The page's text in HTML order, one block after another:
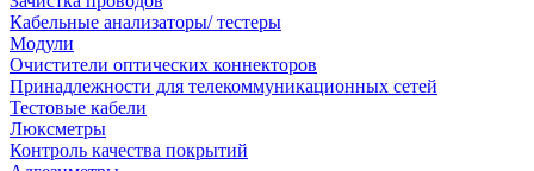
Кабельные анализаторы/ тестеры
Модули
Очистители оптических коннекторов
Принадлежности для телекоммуникационных сетей
Тестовые кабели
Люксметры
Контроль качества покрытий